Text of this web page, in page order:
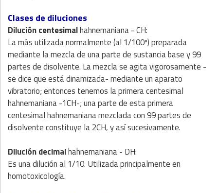
Clases de diluciones
Dilución centesimalhahnemaniana - CH:
La más utilizada normalmente (al 1/100º) preparada
mediante la mezcla de una parte de sustancia base y 99
partes de disolvente. La mezcla se agita vigorosamente -
se dice que está dinamizada- mediante un aparato
vibratorio; entonces tenemos la primera centesimal
hahnemaniana -1CH-; una parte de esta primera
centesimal hahnemaniana mezclada con 99 partes de
disolvente constituye la 2CH, y así sucesivamente.
Dilución decimalhahnemaniana - DH:
Es una dilución al 1/10. Utilizada principalmente en
homotoxicología.